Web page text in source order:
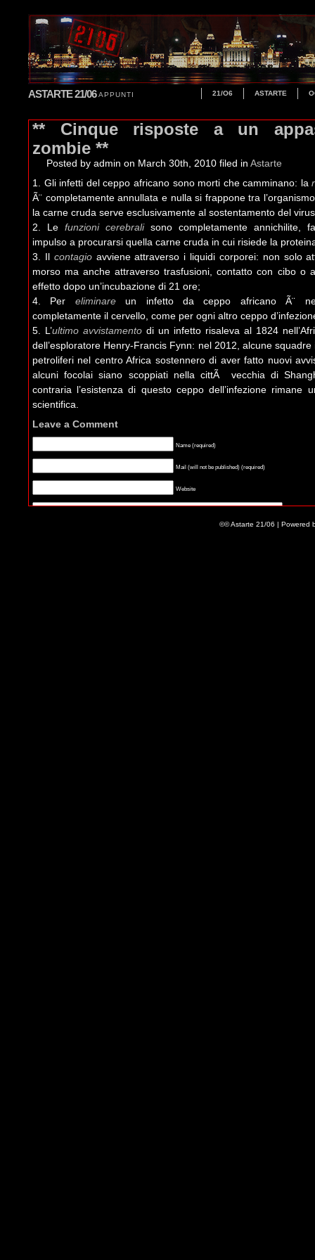
ASTARTE 21/06 APPUNTI 21/O6 ASTARTE
** Cinque risposte a un
zombie **
Posted by admin on March 30th, 2010 filed in Astarte
1. Gli infetti del ceppo africano sono morti che camminano: la
Ã¨ completamente annullata e nulla si frappone tra
la carne cruda serve esclusivamente al sostentamento del
2. Le funzioni cerebralisono completamente annichilite,
impulso a procurarsi quella carne cruda in cui risiede la
3. Il contagioavviene attraverso i liquidi corporei: non solo
morso ma anche attraverso trasfusioni, contatto con cibo o
effetto dopo un’incubazione di 21 ore;
4. Per eliminareun infetto da ceppo africano Ã¨
completamente il cervello, come per ogni altro ceppo
5. L’ultimo avvistamento di un infetto risaleva al 1824
dell’esploratore Henry-Francis Fynn: nel 2012, alcune
petroliferi nel centro Africa sostennero di aver fatto nuovi
alcuni focolai siano scoppiati nella cittÃ vecchia di
contraria l’esistenza di questo ceppo dell’infezione rimane
scientifica.
Leave a Comment
Name (required)
Mail (will not be published) (required)
Website
©© Astarte 21/06 | Powered